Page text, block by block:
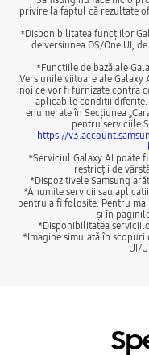
privire la faptul că rezultate
*Disponibilitatea funcțiilor
de versiunea OS/One UI,
*Funcțiile de bază ale
Versiunile viitoare ale
noi ce vor fi furnizate contra
aplicabile condiții diferite.
enumerate în Secțiunea
pentru serviciile
https://
*Serviciul Galaxy AI poate
restricții de
*Dispozitivele Samsung
*Anumite servicii sau
pentru a fi folosite. Pentru
și în
*Disponibilitatea
*Imagine simulată în scopuri
UI/